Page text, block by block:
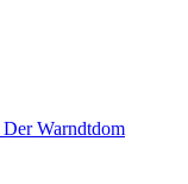
Warndtdom